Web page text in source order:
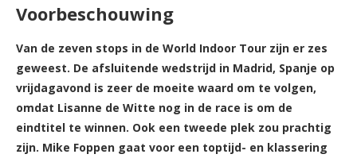
Voorbeschouwing
Van de zeven stops in de World Indoor Tour zijn er zes
geweest. De afsluitende wedstrijd in Madrid, Spanje op
vrijdagavond is zeer de moeite waard om te volgen,
omdat Lisanne de Witte nog in de race is om de
eindtitel te winnen. Ook een tweede plek zou prachtig
zijn. Mike Foppen gaat voor een toptijd- en klassering